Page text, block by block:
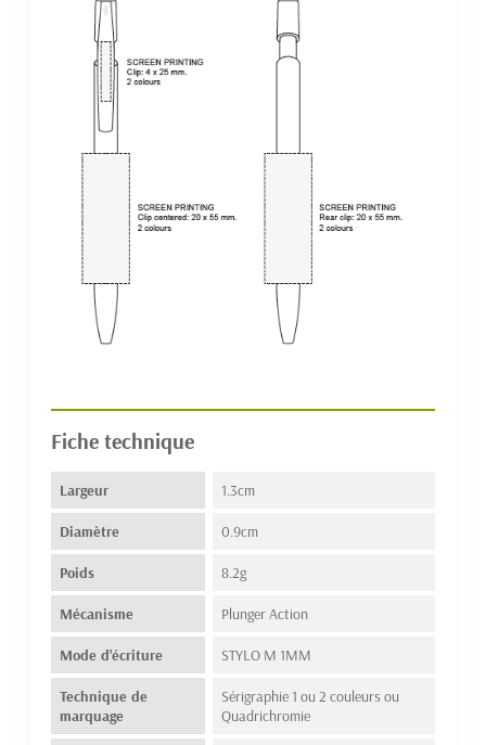
Fiche technique
Largeur 1.3cm
Diamètre 0.9cm
Poids 8.2g
Mécanisme Plunger Action
Mode d'écriture STYLO M 1MM
Technique de
marquage
Sérigraphie 1 ou 2 couleurs ou
Quadrichromie